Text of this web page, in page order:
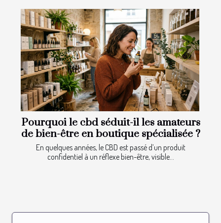
Pourquoi le cbd séduit-il les amateurs
de bien-être en boutique spécialisée ?
En quelques années, le CBD est passé d’un produit
confidentiel à un réflexe bien-être, visible...